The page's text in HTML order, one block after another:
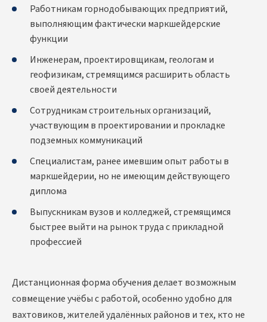
Работникам горнодобывающих предприятий,
выполняющим фактически маркшейдерские
функции
Инженерам, проектировщикам, геологам и
геофизикам, стремящимся расширить область
своей деятельности
Сотрудникам строительных организаций,
участвующим в проектировании и прокладке
подземных коммуникаций
Специалистам, ранее имевшим опыт работы в
маркшейдерии, но не имеющим действующего
диплома
Выпускникам вузов и колледжей, стремящимся
быстрее выйти на рынок труда с прикладной
профессией
Дистанционная форма обучения делает возможным
совмещение учёбы с работой, особенно удобно для
вахтовиков, жителей удалённых районов и тех, кто не